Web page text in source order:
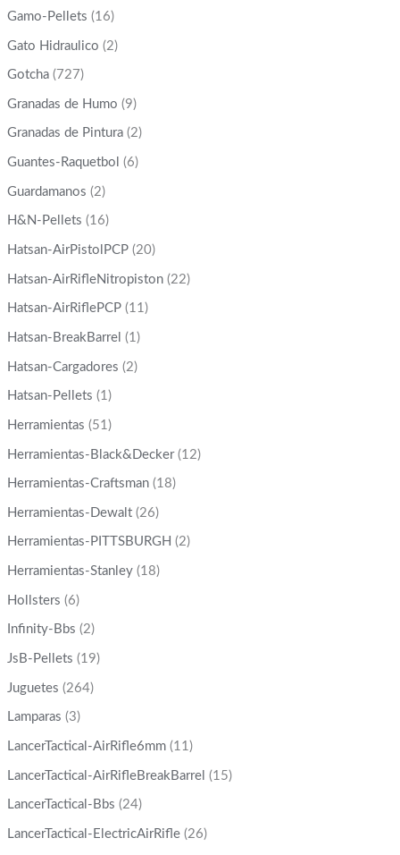
Gamo-Pellets (16)
Gato Hidraulico (2)
Gotcha (727)
Granadas de Humo (9)
Granadas de Pintura (2)
Guantes-Raquetbol (6)
Guardamanos (2)
H&N-Pellets (16)
Hatsan-AirPistolPCP (20)
Hatsan-AirRifleNitropiston (22)
Hatsan-AirRiflePCP (11)
Hatsan-BreakBarrel (1)
Hatsan-Cargadores (2)
Hatsan-Pellets (1)
Herramientas (51)
Herramientas-Black&Decker (12)
Herramientas-Craftsman (18)
Herramientas-Dewalt (26)
Herramientas-PITTSBURGH (2)
Herramientas-Stanley (18)
Hollsters (6)
Infinity-Bbs (2)
JsB-Pellets (19)
Juguetes (264)
Lamparas (3)
LancerTactical-AirRifle6mm (11)
LancerTactical-AirRifleBreakBarrel (15)
LancerTactical-Bbs (24)
LancerTactical-ElectricAirRifle (26)